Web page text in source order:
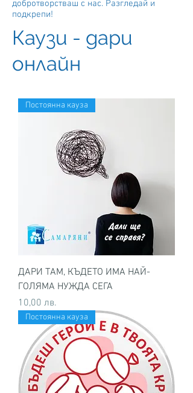
добротворстваш с нас. Разгледай и
подкрепи!
Каузи - дари
онлайн
Постоянна кауза
ДАРИ ТАМ, КЪДЕТО ИМА НАЙ-
ГОЛЯМА НУЖДА СЕГА
Цена
10,00 лв.
Постоянна кауза